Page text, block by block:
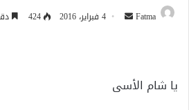
Fatma
أرسل 4 فبراير، 2016 424
يا شام الأسى